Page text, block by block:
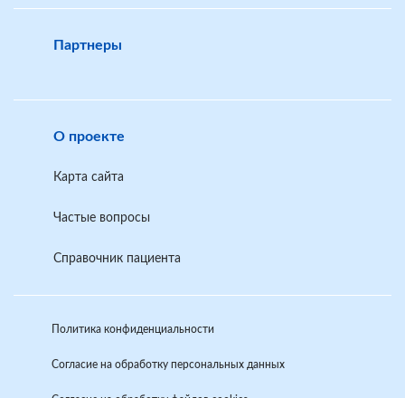
Партнеры
О проекте
Карта сайта
Частые вопросы
Справочник пациента
Политика конфиденциальности
Согласие на обработку персональных данных